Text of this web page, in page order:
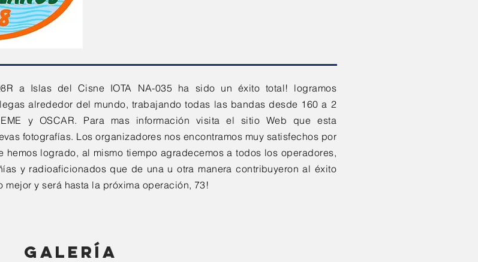
a Islas del Cisne IOTA NA-035 ha sido un éxito total! logramos
alrededor del mundo, trabajando todas las bandas desde 160 a 2
y OSCAR. Para mas información visita el sitio Web que esta
fotografías. Los organizadores nos encontramos muy satisfechos por
logrado, al mismo tiempo agradecemos a todos los operadores,
y radioaficionados que de una u otra manera contribuyeron al éxito
mejor y será hasta la próxima operación, 73!
galería